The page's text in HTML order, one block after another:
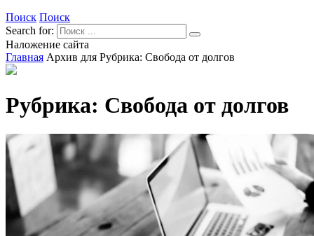
Поиск Поиск
Search for:
Наложение сайта
Главная Архив для Рубрика: Свобода от долгов
Рубрика: Свобода от долгов